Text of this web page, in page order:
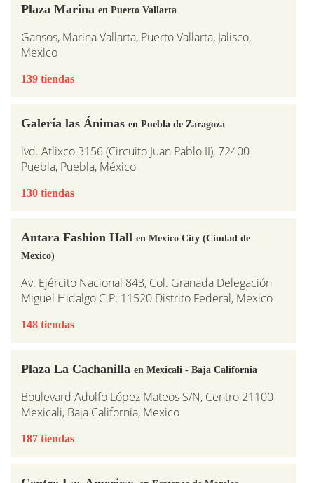
Plaza Marina en Puerto Vallarta
Gansos, Marina Vallarta, Puerto Vallarta, Jalisco,
Mexico
139 tiendas
Galería las Ánimas en Puebla de Zaragoza
lvd. Atlixco 3156 (Circuito Juan Pablo II), 72400
Puebla, Puebla, México
130 tiendas
Antara Fashion Hall en Mexico City (Ciudad de
Mexico)
Av. Ejército Nacional 843, Col. Granada Delegación
Miguel Hidalgo C.P. 11520 Distrito Federal, Mexico
148 tiendas
Plaza La Cachanilla en Mexicali - Baja California
Boulevard Adolfo López Mateos S/N, Centro 21100
Mexicali, Baja California, Mexico
187 tiendas